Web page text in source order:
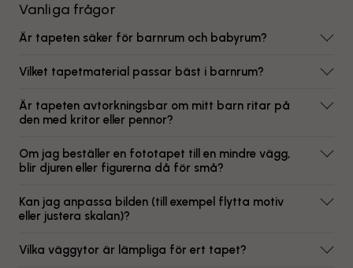
Vanliga frågor
Är tapeten säker för barnrum och babyrum?
Vilket tapetmaterial passar bäst i barnrum?
Är tapeten avtorkningsbar om mitt barn ritar på
den med kritor eller pennor?
Om jag beställer en fototapet till en mindre vägg,
blir djuren eller figurerna då för små?
Kan jag anpassa bilden (till exempel flytta motiv
eller justera skalan)?
Vilka väggytor är lämpliga för ert tapet?